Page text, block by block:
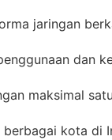
jaringan
dan
maksimal
kota di